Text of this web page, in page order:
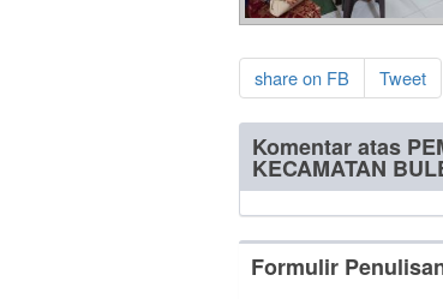
share on FB Tweet
Komentar atas
KECAMATAN
Formulir